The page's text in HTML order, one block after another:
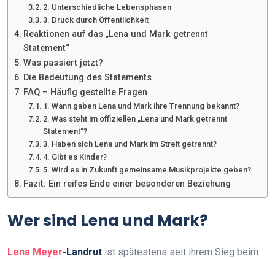
2. Unterschiedliche Lebensphasen
3. Druck durch Öffentlichkeit
Reaktionen auf das „Lena und Mark getrennt
Statement“
Was passiert jetzt?
Die Bedeutung des Statements
FAQ – Häufig gestellte Fragen
1. Wann gaben Lena und Mark ihre Trennung bekannt?
2. Was steht im offiziellen „Lena und Mark getrennt
Statement“?
3. Haben sich Lena und Mark im Streit getrennt?
4. Gibt es Kinder?
5. Wird es in Zukunft gemeinsame Musikprojekte geben?
Fazit: Ein reifes Ende einer besonderen Beziehung
Wer sind Lena und Mark?
Lena Meyer-Landrut ist spätestens seit ihrem Sieg beim